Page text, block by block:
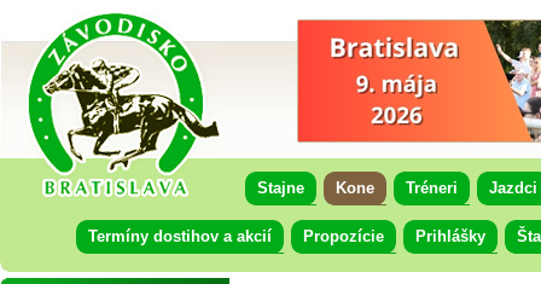
Stajne Kone Tréneri Jazdci
Termíny dostihov a akcií Propozície Prihlášky